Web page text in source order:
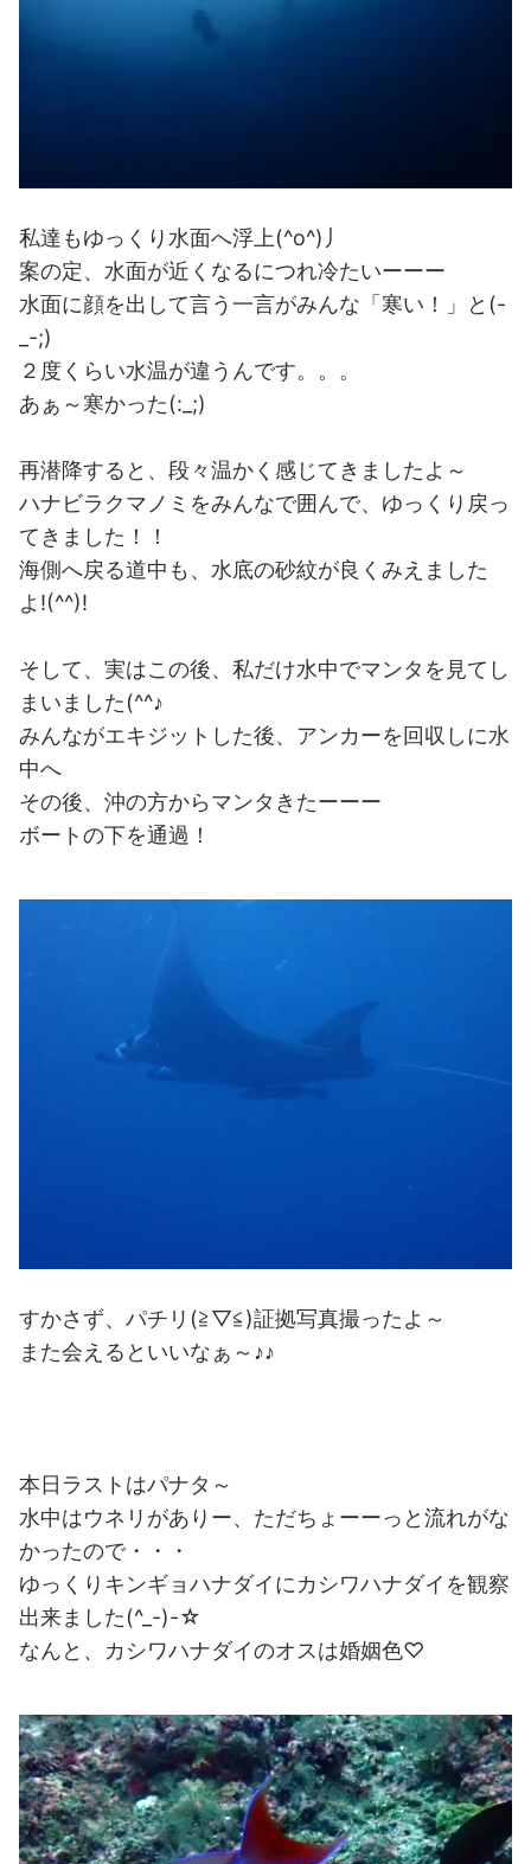
私達もゆっくり水面へ浮上(^o^)丿
案の定、水面が近くなるにつれ冷たいーーー
水面に顔を出して言う一言がみんな「寒い！」と(-
_-;)
２度くらい水温が違うんです。。。
あぁ～寒かった(:_;)
再潜降すると、段々温かく感じてきましたよ～
ハナビラクマノミをみんなで囲んで、ゆっくり戻っ
てきました！！
海側へ戻る道中も、水底の砂紋が良くみえました
よ!(^^)!
そして、実はこの後、私だけ水中でマンタを見てし
まいました(^^♪
みんながエキジットした後、アンカーを回収しに水
中へ
その後、沖の方からマンタきたーーー
ボートの下を通過！
すかさず、パチリ(≧▽≦)証拠写真撮ったよ～
また会えるといいなぁ～♪♪
本日ラストはパナタ～
水中はウネリがありー、ただちょーーっと流れがな
かったので・・・
ゆっくりキンギョハナダイにカシワハナダイを観察
出来ました(^_-)-☆
なんと、カシワハナダイのオスは婚姻色♡